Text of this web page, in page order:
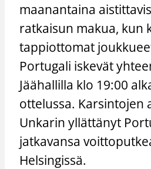
maanantaina
ratkaisun makua, kun
tappiottomat
Portugali iskevät
Jäähallilla klo 19:00
ottelussa. Karsintojen
Unkarin yllättänyt
jatkavansa
Helsingissä.